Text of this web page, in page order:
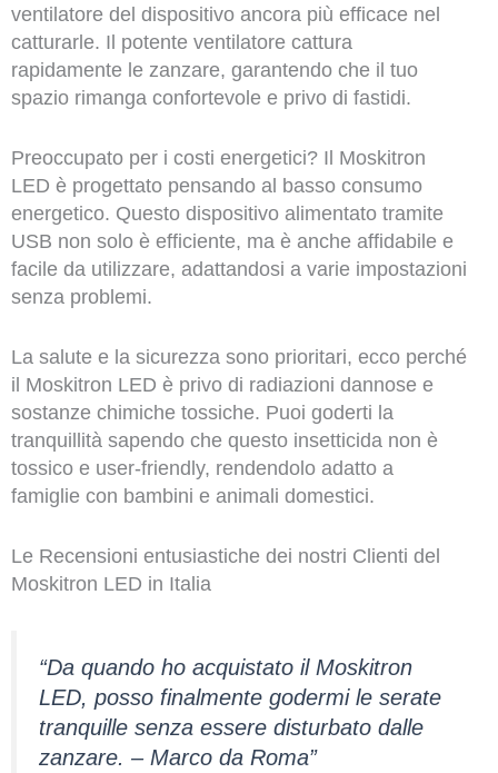
ventilatore del dispositivo ancora più efficace nel
catturarle. Il potente ventilatore cattura
rapidamente le zanzare, garantendo che il tuo
spazio rimanga confortevole e privo di fastidi.
Preoccupato per i costi energetici? Il Moskitron
LED è progettato pensando al basso consumo
energetico. Questo dispositivo alimentato tramite
USB non solo è efficiente, ma è anche affidabile e
facile da utilizzare, adattandosi a varie impostazioni
senza problemi.
La salute e la sicurezza sono prioritari, ecco perché
il Moskitron LED è privo di radiazioni dannose e
sostanze chimiche tossiche. Puoi goderti la
tranquillità sapendo che questo insetticida non è
tossico e user-friendly, rendendolo adatto a
famiglie con bambini e animali domestici.
Le Recensioni entusiastiche dei nostri Clienti del
Moskitron LED in Italia
“Da quando ho acquistato il Moskitron
LED, posso finalmente godermi le serate
tranquille senza essere disturbato dalle
zanzare. – Marco da Roma”